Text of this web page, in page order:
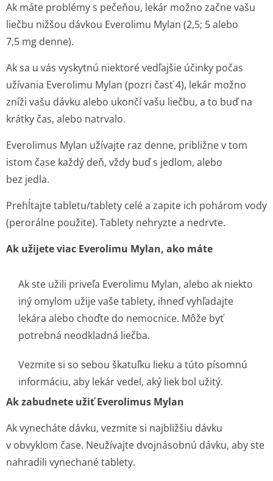
Ak máte problémy s pečeňou, lekár možno začne vašu
liečbu nižšou dávkou Everolimu Mylan (2,5; 5 alebo
7,5 mg denne).
Ak sa u vás vyskytnú niektoré vedľajšie účinky počas
užívania Everolimu Mylan (pozri časť 4), lekár možno
zníži vašu dávku alebo ukončí vašu liečbu, a to buď na
krátky čas, alebo natrvalo.
Everolimus Mylan užívajte raz denne, približne v tom
istom čase každý deň, vždy buď s jedlom, alebo
bez jedla.
Prehĺtajte tabletu/tablety celé a zapite ich pohárom vody
(perorálne použite). Tablety nehryzte a nedrvte.
Ak užijete viac Everolimu Mylan, ako máte
Ak ste užili priveľa Everolimu Mylan, alebo ak niekto
iný omylom užije vaše tablety, ihneď vyhľadajte
lekára alebo choďte do nemocnice. Môže byť
potrebná neodkladná liečba.
Vezmite si so sebou škatuľku lieku a túto písomnú
informáciu, aby lekár vedel, aký liek bol užitý.
Ak zabudnete užiť Everolimus Mylan
Ak vynecháte dávku, vezmite si najbližšiu dávku
v obvyklom čase. Neužívajte dvojnásobnú dávku, aby ste
nahradili vynechané tablety.